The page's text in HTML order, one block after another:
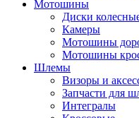
Мотошины
Диски
Камеры
Мотошины
Мотошины
Шлемы
Визоры и
Запчасти для
Интегралы